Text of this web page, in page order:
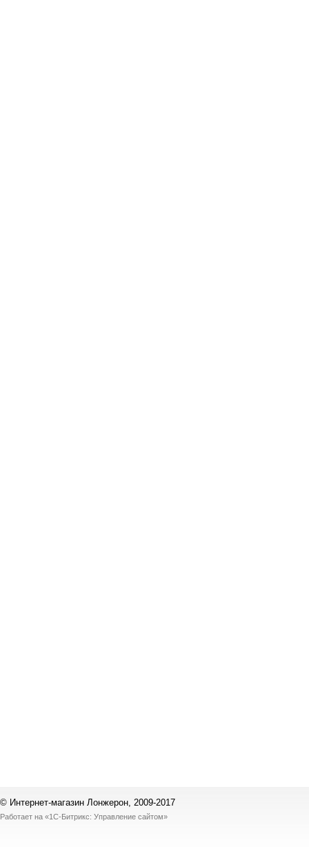
© Интернет-магазин Лонжерон, 2009-2017
Работает на «1С-Битрикс: Управление сайтом»